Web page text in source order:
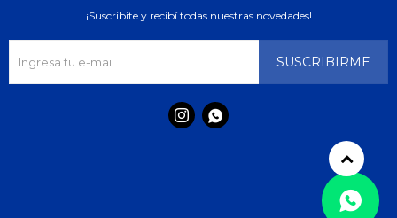
¡Suscribite y recibí todas nuestras novedades!
SUSCRIBIRME
 